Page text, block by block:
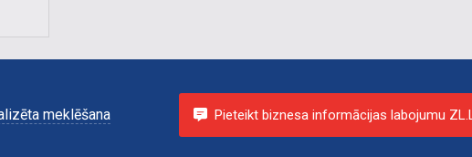
meklēšana Pieteikt biznesa informācijas labojumu